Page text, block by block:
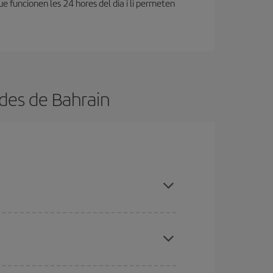
funcionen les 24 hores del dia i li permeten
de Bahrain
als dies propers
que alguns